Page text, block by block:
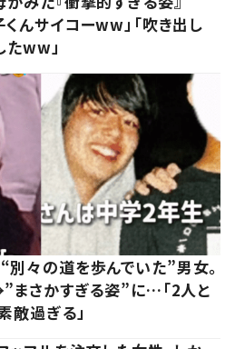
んサイコーww」「吹き出し
たww」
々の道を歩んでいた”男女。
まさかすぎる姿”に…「2人と
敵過ぎる」